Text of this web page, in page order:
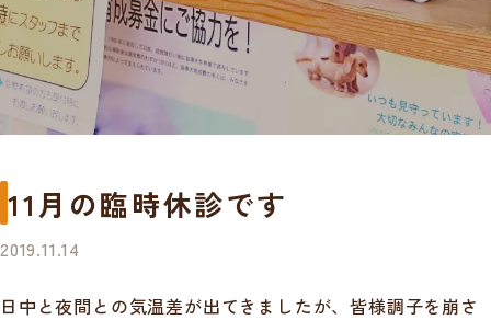
11月の臨時休診です
2019.11.14
日中と夜間との気温差が出てきましたが、皆様調子を崩さ